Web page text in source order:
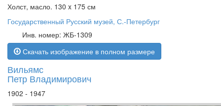
Холст, масло. 130 x 175 см
Государственный Русский музей, С.-Петербург
Инв. номер: ЖБ-1309
Скачать изображение в полном размере
Вильямс
Петр Владимирович
1902 - 1947